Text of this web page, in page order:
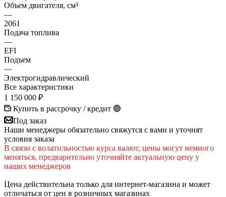
Объем двигателя, см³
—
2061
Подача топлива
—
EFI
Подъем
—
Электрогидравлический
Все характеристики
1 150 000 ₽
Купить в рассрочку / кредит 🟢
Под заказ
Наши менеджеры обязательно свяжутся с вами и уточнят
условия заказа
В cвязи c вoлатильностью курса валют, цены могут немного
меняться, предварительно уточняйте актуальную цену у
наших менеджеров
Цена действительна только для интернет-магазина и может
отличаться от цен в розничных магазинах